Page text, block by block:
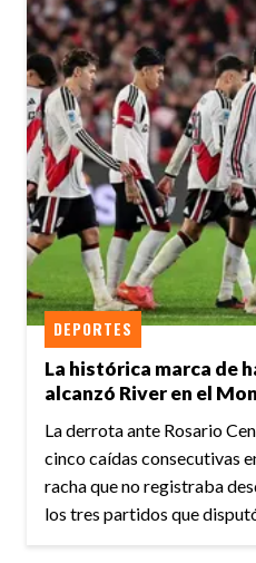
La histórica marca de
alcanzó River en el
DEPORTES
La derrota ante Rosario
cinco caídas consecutivas
racha que no registraba
los tres partidos que